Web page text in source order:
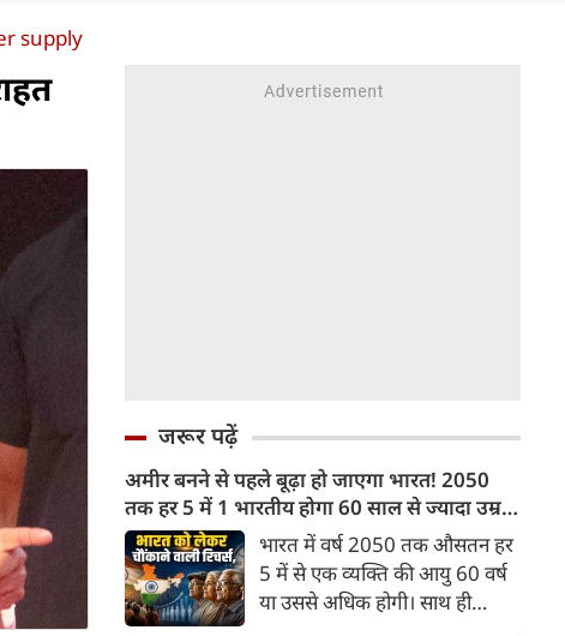
supply
जरूर पढ़ें
अमीर बनने से पहले बूढ़ा हो जाएगा भारत! 2050
तक हर 5 में 1 भारतीय होगा 60 साल से ज्यादा उम्र
का
भारत में वर्ष 2050 तक औसतन हर
5 में से एक व्यक्ति की आयु 60 वर्ष
या उससे अधिक होगी। साथ ही